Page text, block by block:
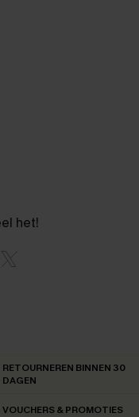
het!
RETOURNEREN BINNEN 30
DAGEN
VOUCHERS & PROMOTIES